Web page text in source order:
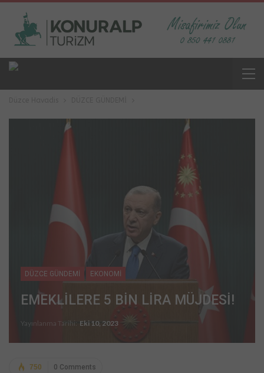
DÜZCE GÜNDEMİ EKONOMİ
EMEKLİLERE 5 BİN LİRA MÜJDESİ!
Yayınlanma Tarihi: Eki 10, 2023
0 Comments
750